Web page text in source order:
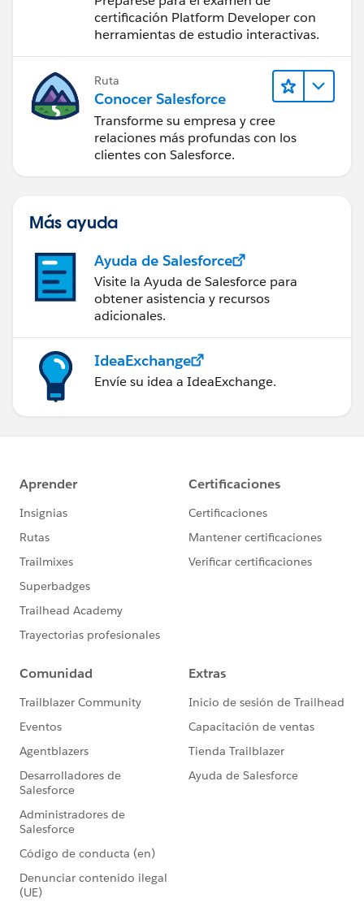
certificación Platform Developer con
herramientas de estudio interactivas.
Ruta
Conocer Salesforce
Transforme su empresa y cree
relaciones más profundas con los
clientes con Salesforce.
Más ayuda
Ayuda de Salesforce
Visite la Ayuda de Salesforce para
obtener asistencia y recursos
adicionales.
IdeaExchange
Envíe su idea a IdeaExchange.